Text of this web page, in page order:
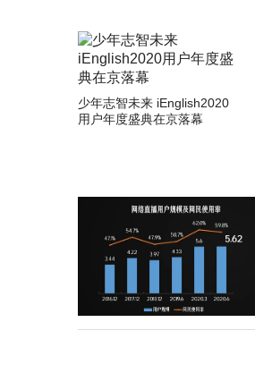
少年志智未来 iEnglish2020
用户年度盛典在京落幕